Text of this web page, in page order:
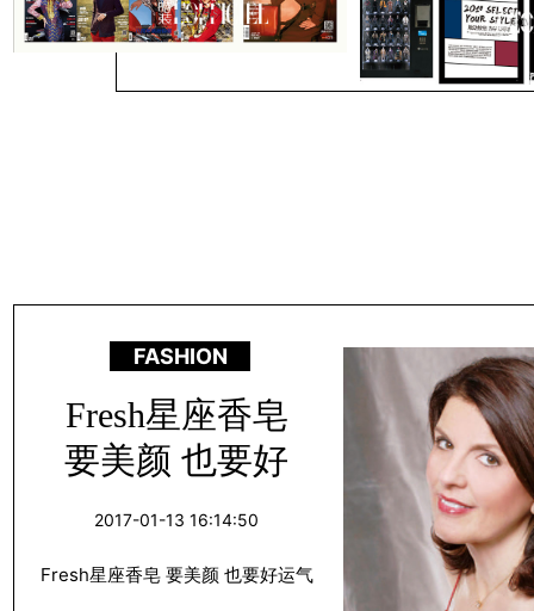
FASHION
Fresh星座香皂
要美颜 也要好
运气
2017-01-13 16:14:50
Fresh星座香皂 要美颜 也要好运气